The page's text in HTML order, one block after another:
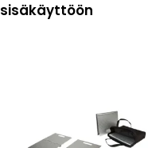
sisäkäyttöön